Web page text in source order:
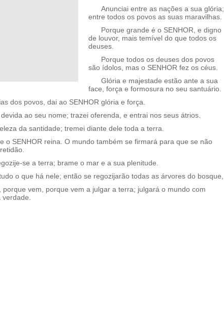
Anunciai entre as nações a sua glória;
entre todos os povos as suas maravilhas.
Porque grande é o SENHOR, e digno
de louvor, mais temível do que todos os
deuses.
Porque todos os deuses dos povos
são ídolos, mas o SENHOR fez os céus.
Glória e majestade estão ante a sua
face, força e formosura no seu santuário.
dos povos, dai ao SENHOR glória e força.
ao seu nome; trazei oferenda, e entrai nos seus átrios.
da santidade; tremei diante dele toda a terra.
o SENHOR reina. O mundo também se firmará para que se não
se a terra; brame o mar e a sua plenitude.
o que há nele; então se regozijarão todas as árvores do bosque,
porque vem, porque vem a julgar a terra; julgará o mundo com